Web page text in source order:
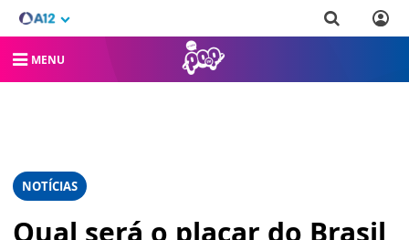
MENU
NOTÍCIAS
Qual será o placar do Brasil